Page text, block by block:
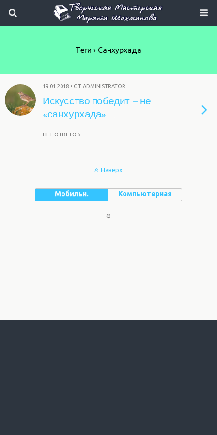
Теги › Санхурхада
19.01.2018 • ОТ ADMINISTRATOR
Искусство победит – не
«санхурхада»…
НЕТ ОТВЕТОВ
Наверх
Мобильн. Компьютерная
©